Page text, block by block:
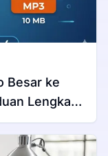
Besar ke
Lengkap